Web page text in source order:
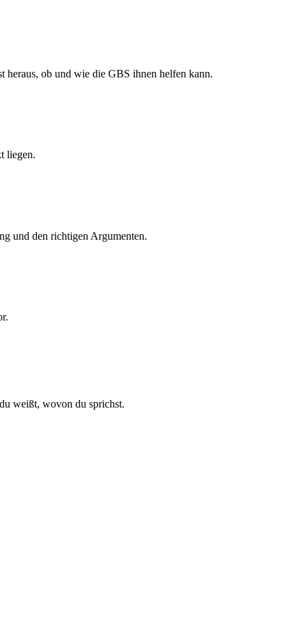
heraus, ob und wie die GBS ihnen helfen kann.
liegen.
und den richtigen Argumenten.
weißt, wovon du sprichst.